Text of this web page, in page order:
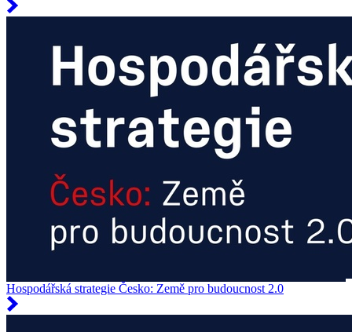
Hospodářská strategie Česko: Země pro budoucnost 2.0